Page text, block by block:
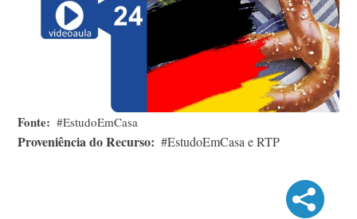
Fonte #EstudoEmCasa
Proveniência do Recurso #EstudoEmCasa e RTP